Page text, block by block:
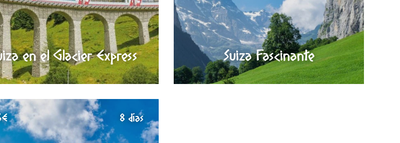
en el Glacier Express Suiza Fascinante
8 días